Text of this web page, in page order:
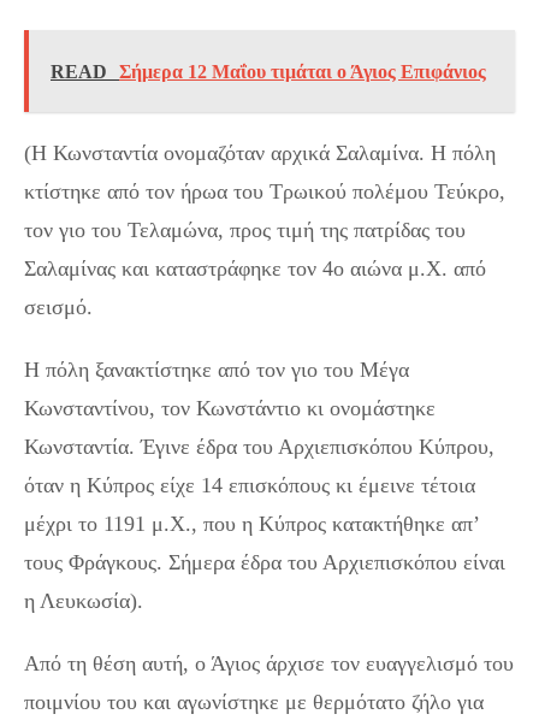
READ Σήμερα 12 Μαΐου τιμάται ο Άγιος Επιφάνιος
(Η Κωνσταντία ονομαζόταν αρχικά Σαλαμίνα. Η πόλη
κτίστηκε από τον ήρωα του Τρωικού πολέμου Τεύκρο,
τον γιο του Τελαμώνα, προς τιμή της πατρίδας του
Σαλαμίνας και καταστράφηκε τον 4ο αιώνα μ.Χ. από
σεισμό.
Η πόλη ξανακτίστηκε από τον γιο του Μέγα
Κωνσταντίνου, τον Κωνστάντιο κι ονομάστηκε
Κωνσταντία. Έγινε έδρα του Αρχιεπισκόπου Κύπρου,
όταν η Κύπρος είχε 14 επισκόπους κι έμεινε τέτοια
μέχρι το 1191 μ.Χ., που η Κύπρος κατακτήθηκε απ’
τους Φράγκους. Σήμερα έδρα του Αρχιεπισκόπου είναι
η Λευκωσία).
Από τη θέση αυτή, ο Άγιος άρχισε τον ευαγγελισμό του
ποιμνίου του και αγωνίστηκε με θερμότατο ζήλο για